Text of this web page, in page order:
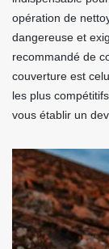
opération de
dangereuse et
recommandé de
couverture est
les plus
vous établir un